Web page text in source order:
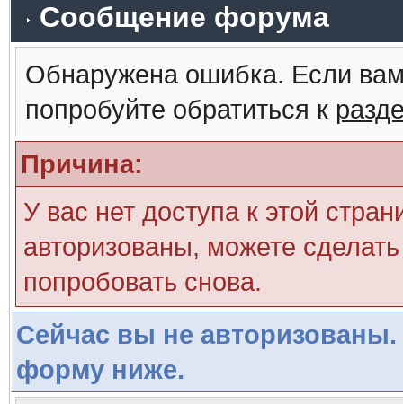
Сообщение форума
Обнаружена ошибка. Если
попробуйте обратиться к
Причина:
У вас нет доступа к этой
авторизованы, можете
попробовать снова.
Сейчас вы не авторизованы.
форму ниже.